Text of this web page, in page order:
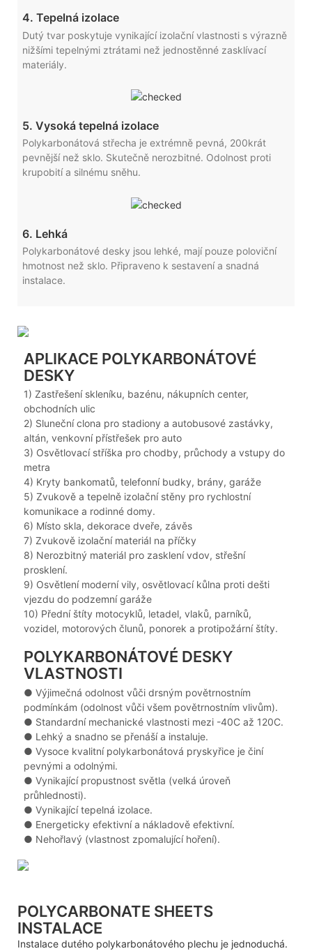
4. Tepelná izolace
Dutý tvar poskytuje vynikající izolační vlastnosti s výrazně
nižšími tepelnými ztrátami než jednostěnné zasklívací
materiály.
5. Vysoká tepelná izolace
Polykarbonátová střecha je extrémně pevná, 200krát
pevnější než sklo. Skutečně nerozbitné. Odolnost proti
krupobití a silnému sněhu.
6. Lehká
Polykarbonátové desky jsou lehké, mají pouze poloviční
hmotnost než sklo. Připraveno k sestavení a snadná
instalace.
APLIKACE POLYKARBONÁTOVÉ
DESKY
1) Zastřešení skleníku, bazénu, nákupních center,
obchodních ulic
2) Sluneční clona pro stadiony a autobusové zastávky,
altán, venkovní přístřešek pro auto
3) Osvětlovací stříška pro chodby, průchody a vstupy do
metra
4) Kryty bankomatů, telefonní budky, brány, garáže
5) Zvukově a tepelně izolační stěny pro rychlostní
komunikace a rodinné domy.
6) Místo skla, dekorace dveře, závěs
7) Zvukově izolační materiál na příčky
8) Nerozbitný materiál pro zasklení vdov, střešní
prosklení.
9) Osvětlení moderní vily, osvětlovací kůlna proti dešti
vjezdu do podzemní garáže
10) Přední štíty motocyklů, letadel, vlaků, parníků,
vozidel, motorových člunů, ponorek a protipožární štíty.
POLYKARBONÁTOVÉ DESKY
VLASTNOSTI
● Výjimečná odolnost vůči drsným povětrnostním
podmínkám (odolnost vůči všem povětrnostním vlivům).
● Standardní mechanické vlastnosti mezi -40C až 120C.
● Lehký a snadno se přenáší a instaluje.
● Vysoce kvalitní polykarbonátová pryskyřice je činí
pevnými a odolnými.
● Vynikající propustnost světla (velká úroveň
průhlednosti).
● Vynikající tepelná izolace.
● Energeticky efektivní a nákladově efektivní.
● Nehořlavý (vlastnost zpomalující hoření).
POLYCARBONATE SHEETS
INSTALACE
Instalace dutého polykarbonátového plechu je jednoduchá.